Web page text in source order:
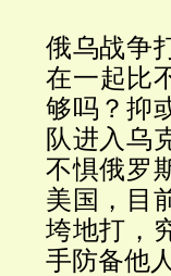
俄乌战争
在一起比
够吗？抑
队进入乌
不惧俄罗
美国，目
垮地打，
手防备他